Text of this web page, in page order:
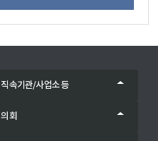
직속기관/사업소 등
의회